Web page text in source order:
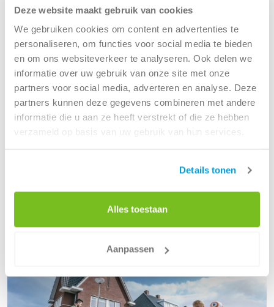
Deze website maakt gebruik van cookies
We gebruiken cookies om content en advertenties te
personaliseren, om functies voor social media te bieden
en om ons websiteverkeer te analyseren. Ook delen we
informatie over uw gebruik van onze site met onze
partners voor social media, adverteren en analyse. Deze
partners kunnen deze gegevens combineren met andere
informatie die u aan ze heeft verstrekt of die ze hebben
verzameld op basis van uw gebruik van hun services.
Details tonen
Alles toestaan
Aanpassen
Huur je container voor bij jou thuis
Wanneer je graszoden gaat verwijderen komt er afval vrij.
Renewi zorgt voor een veilige en vlotte afvoer van al jouw
afval. Met afzetcontainers van 12 m³ tot 40 m³ hebben we
ook voor jouw project de juiste oplossing. Dankzij onze
snelle levering en vaste all-in prijzen is jouw afval snel
Bij Renewi huur je eenvoudig afzetcontainers voor diverse
verschillende maten, zodat je altijd de juiste container
webshop en profiteer van scherpe all-in tarieven, inclusief
plaatsing, ophalen en verwerking van het afval. Zo draag